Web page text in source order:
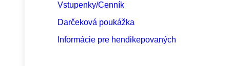
Vstupenky/Cenník
Darčeková poukážka
Informácie pre hendikepovaných